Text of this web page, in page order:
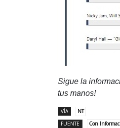
Sigue la
tus manos!
VÍA
NT
FUENTE
Con